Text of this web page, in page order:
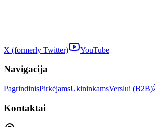
X (formerly Twitter) YouTube
Navigacija
PagrindinisPirkėjamsŪkininkamsVerslui (B2B)
Kontaktai